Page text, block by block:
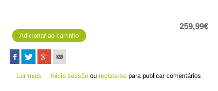
259,99€
Ler mais acerca de DriveSmart 66 MT-D - Trânsito com cabo
Inicie sessão ouregiste-se para publicar comentários